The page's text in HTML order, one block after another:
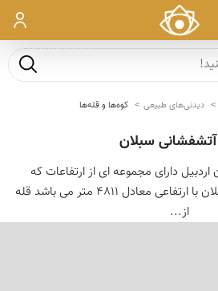
ورود
جست و
دیدنی‌های طبیعی کوه‌ها و قله‌ها
سبلان
دارای مجموعه ای از ارتفاعات که
مرتفعترین نقطه آن قله سبلان با ارتفاعی معادل 4811 متر می باشد قله
از...